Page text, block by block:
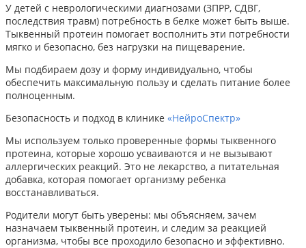
У детей с неврологическими диагнозами (ЗПРР, СДВГ,
последствия травм) потребность в белке может быть выше.
Тыквенный протеин помогает восполнить эти потребности
мягко и безопасно, без нагрузки на пищеварение.
Мы подбираем дозу и форму индивидуально, чтобы
обеспечить максимальную пользу и сделать питание более
полноценным.
Безопасность и подход в клинике «НейроСпектр»
Мы используем только проверенные формы тыквенного
протеина, которые хорошо усваиваются и не вызывают
аллергических реакций. Это не лекарство, а питательная
добавка, которая помогает организму ребенка
восстанавливаться.
Родители могут быть уверены: мы объясняем, зачем
назначаем тыквенный протеин, и следим за реакцией
организма, чтобы все проходило безопасно и эффективно.